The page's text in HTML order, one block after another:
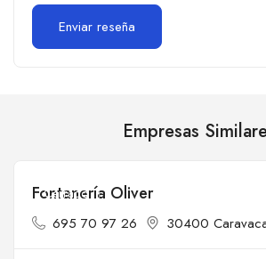
Empresas
Cerrado
Fontanería Oliver
695 70 97 26 30400